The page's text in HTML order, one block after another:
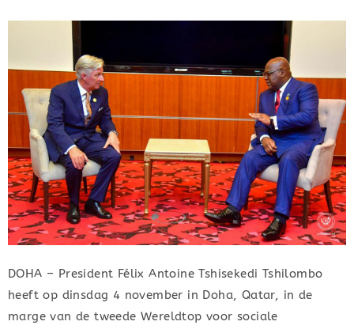
DOHA – President Félix Antoine Tshisekedi Tshilombo
heeft op dinsdag 4 november in Doha, Qatar, in de
marge van de tweede Wereldtop voor sociale